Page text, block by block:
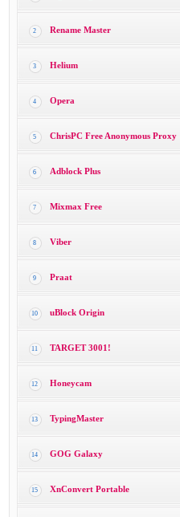
2 Rename Master
3 Helium
4 Opera
5 ChrisPC Free Anonymous Proxy
6 Adblock Plus
7 Mixmax Free
8 Viber
9 Praat
10 uBlock Origin
11 TARGET 3001!
12 Honeycam
13 TypingMaster
14 GOG Galaxy
15 XnConvert Portable